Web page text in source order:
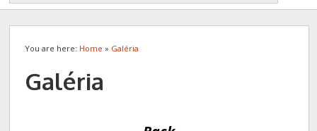
You are here: Home » Galéria
Galéria